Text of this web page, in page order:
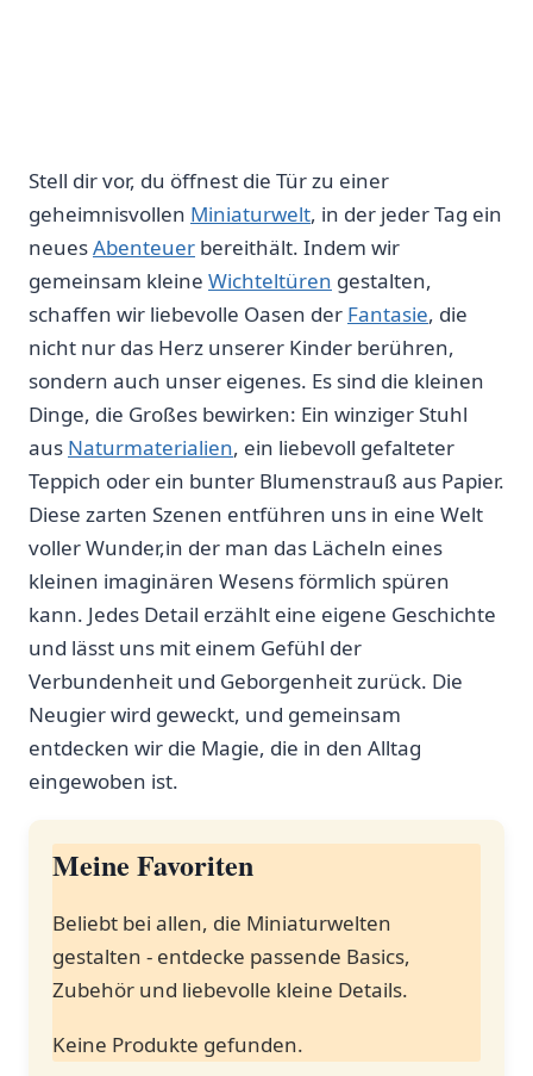
Stell dir vor,‍ du öffnest die Tür zu einer
geheimnisvollen Miniaturwelt, ​in der jeder Tag ein
neuesAbenteuer ‌bereithält. Indem wir
gemeinsam ‍kleine Wichteltüren ​ gestalten,
schaffen wir liebevolle Oasen‍ der Fantasie, die‍
nicht nur das Herz unserer Kinder berühren,
sondern auch unser ⁤eigenes. Es sind ​die kleinen
Dinge, ⁤die Großes bewirken: Ein winziger Stuhl
aus Naturmaterialien, ein liebevoll gefalteter
Teppich oder ⁤ein bunter Blumenstrauß aus Papier.
Diese zarten Szenen entführen uns in eine Welt
voller ⁣Wunder,in der man das Lächeln eines
kleinen⁢ imaginären Wesens förmlich spüren
kann. Jedes Detail erzählt eine eigene Geschichte
und lässt uns mit einem Gefühl‌ der
Verbundenheit und⁢ Geborgenheit zurück. Die
Neugier⁣ wird geweckt, und gemeinsam
entdecken wir die Magie, die⁢ in den Alltag
eingewoben ‍ist.
Meine Favoriten
Beliebt bei allen, die Miniaturwelten
gestalten ​- entdecke passende Basics,
Zubehör und liebevolle kleine Details.
Keine Produkte gefunden.